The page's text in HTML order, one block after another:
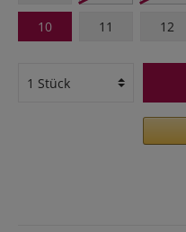
10 11 12